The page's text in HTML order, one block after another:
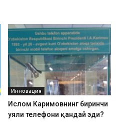
Инновация
Ислом Каримовнинг биринчи
уяли телефони қандай эди?